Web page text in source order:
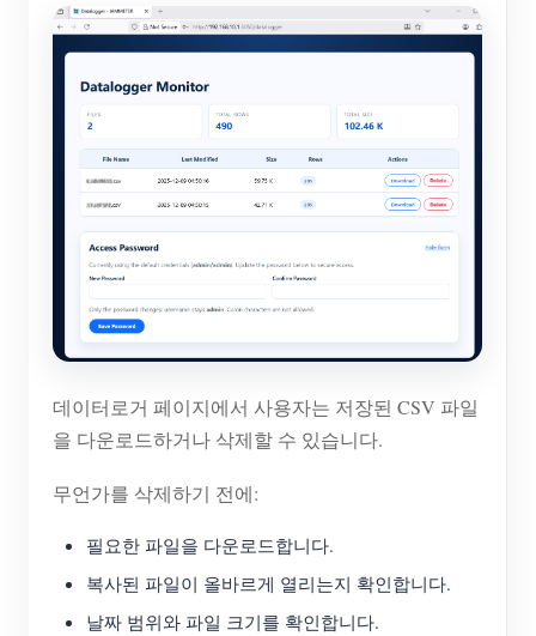
데이터로거 페이지에서 사용자는 저장된 CSV 파일
을 다운로드하거나 삭제할 수 있습니다.
무언가를 삭제하기 전에:
필요한 파일을 다운로드합니다.
복사된 파일이 올바르게 열리는지 확인합니다.
날짜 범위와 파일 크기를 확인합니다.